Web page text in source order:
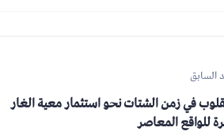
السابق
في زمن الشتات نحو استثمار معية الغار
للواقع المعاصر